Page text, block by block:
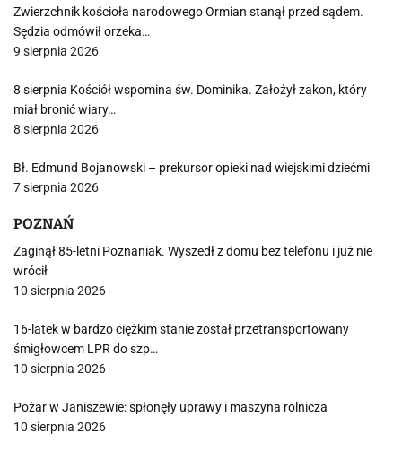
Zwierzchnik kościoła narodowego Ormian stanął przed sądem.
Sędzia odmówił orzeka…
9 sierpnia 2026
8 sierpnia Kościół wspomina św. Dominika. Założył zakon, który
miał bronić wiary…
8 sierpnia 2026
Bł. Edmund Bojanowski – prekursor opieki nad wiejskimi dziećmi
7 sierpnia 2026
POZNAŃ
Zaginął 85-letni Poznaniak. Wyszedł z domu bez telefonu i już nie
wrócił
10 sierpnia 2026
16-latek w bardzo ciężkim stanie został przetransportowany
śmigłowcem LPR do szp…
10 sierpnia 2026
Pożar w Janiszewie: spłonęły uprawy i maszyna rolnicza
10 sierpnia 2026